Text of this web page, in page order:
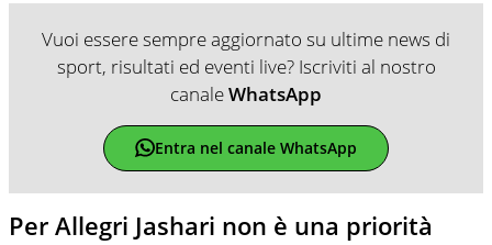
Vuoi essere sempre aggiornato su ultime news di
sport, risultati ed eventi live? Iscriviti al nostro
canaleWhatsApp
Entra nel canale WhatsApp
Per Allegri Jashari non è una priorità